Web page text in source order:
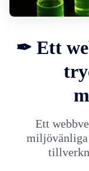
✒ Ett
Ett
miljövänliga